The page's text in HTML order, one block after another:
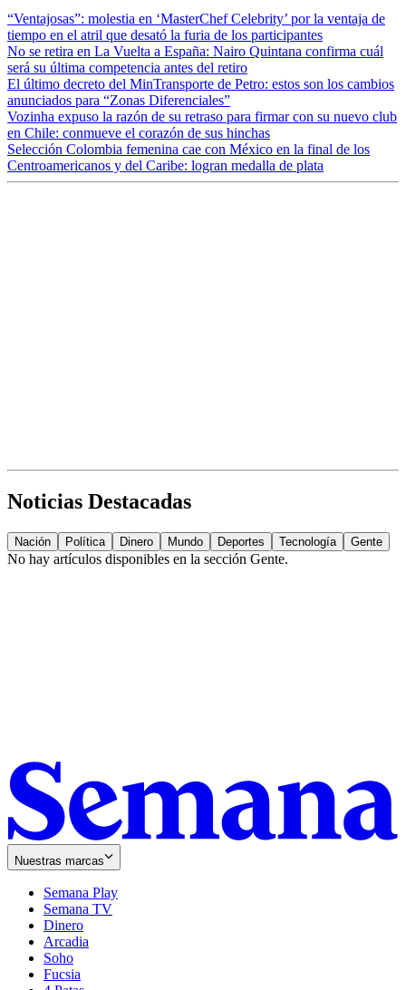
“Ventajosas”: molestia en ‘MasterChef Celebrity’ por la ventaja de
tiempo en el atril que desató la furia de los participantes
No se retira en La Vuelta a España: Nairo Quintana confirma cuál
será su última competencia antes del retiro
El último decreto del MinTransporte de Petro: estos son los cambios
anunciados para “Zonas Diferenciales”
Vozinha expuso la razón de su retraso para firmar con su nuevo club
en Chile: conmueve el corazón de sus hinchas
Selección Colombia femenina cae con México en la final de los
Centroamericanos y del Caribe: logran medalla de plata
Noticias Destacadas
Nación Política Dinero Mundo Deportes Tecnología Gente
No hay artículos disponibles en la sección Gente.
Nuestras marcas
Semana Play
Semana TV
Dinero
Arcadia
Soho
in
Fucsia